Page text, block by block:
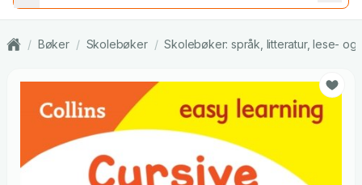
/ Bøker / Skolebøker / Skolebøker: språk, litteratur, lese-